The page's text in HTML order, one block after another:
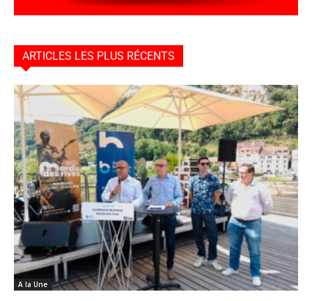
ARTICLES LES PLUS RÉCENTS
A la Une